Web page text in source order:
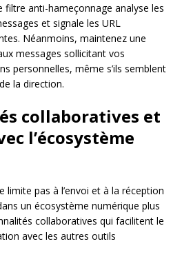
filtre anti-hameçonnage analyse les
et signale les URL
Néanmoins, maintenez une
messages sollicitant vos
personnelles, même s’ils semblent
la direction.
collaboratives et
l’écosystème
limite pas à l’envoi et à la réception
un écosystème numérique plus
collaboratives qui facilitent le
avec les autres outils